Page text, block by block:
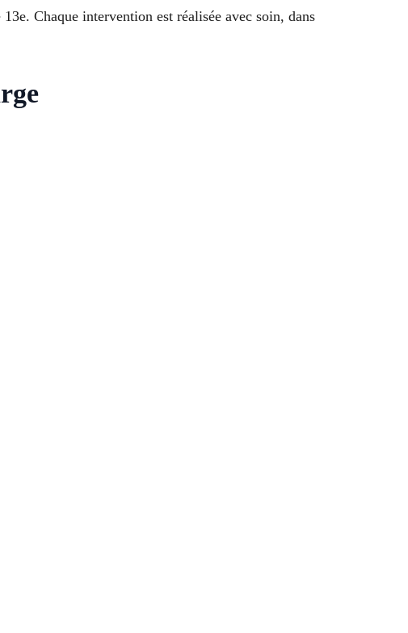
Chaque intervention est réalisée avec soin, dans